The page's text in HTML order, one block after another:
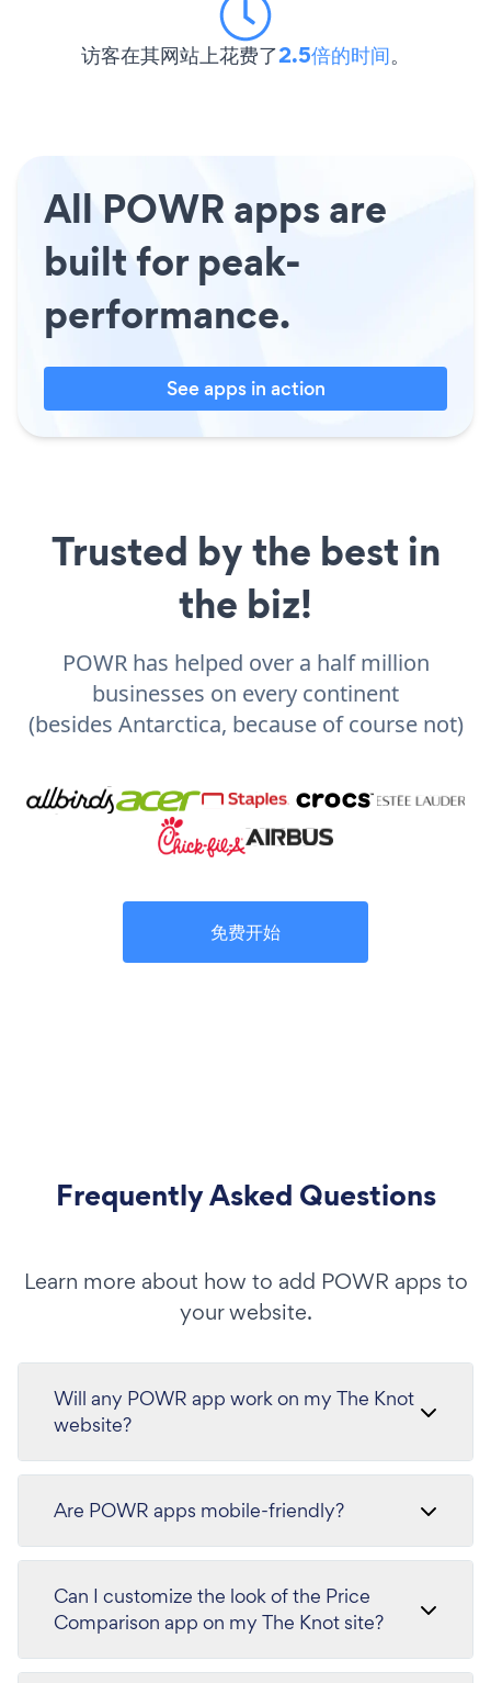
访客在其网站上花费了2.5倍的时间。
All POWR apps are
built for peak-
performance.
See apps in action
Trusted by the best in
the biz!
POWR has helped over a half million
businesses on every continent
(besides Antarctica, because of course not)
免费开始
Frequently Asked Questions
Learn more about how to add POWR apps to
your website.
Will any POWR app work on my The Knot
website?
Are POWR apps mobile-friendly?
Can I customize the look of the Price
Comparison app on my The Knot site?